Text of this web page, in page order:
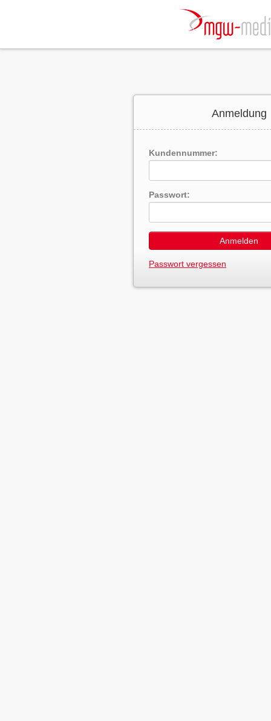
Anmeldung
Kundennummer:
Passwort:
Anmelden
Passwort vergessen